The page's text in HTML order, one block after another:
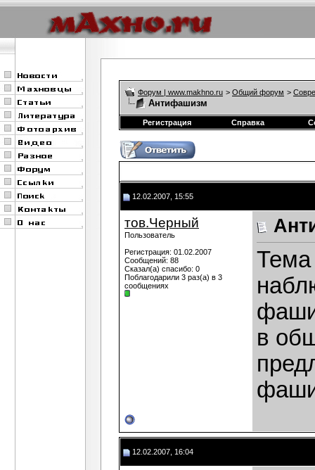
Форум | www.makhno.ru > Общий форум >
Антифашизм
Регистрация Справка
12.02.2007, 15:55
тов.Черный
Пользователь
Регистрация: 01.02.2007
Сообщений: 88
Сказал(а) спасибо: 0
Поблагодарили 3 раз(а) в 3
сообщениях
Тема
в
12.02.2007, 16:04